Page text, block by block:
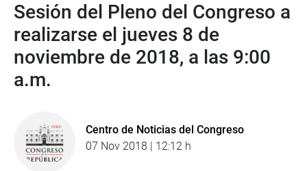
Sesión del Pleno del Congreso a
realizarse el jueves 8 de
noviembre de 2018, a las 9:00
a.m.
Centro de Noticias del Congreso
07 Nov 2018 | 12:12 h